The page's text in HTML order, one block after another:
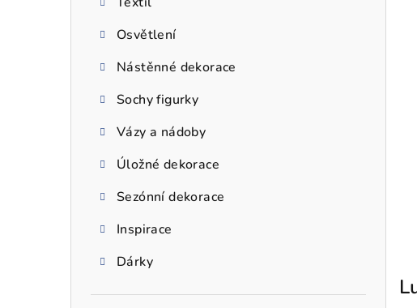
Osvětlení
Nástěnné dekorace
Sochy figurky
Vázy a nádoby
Úložné dekorace
Sezónní dekorace
Inspirace
Dárky